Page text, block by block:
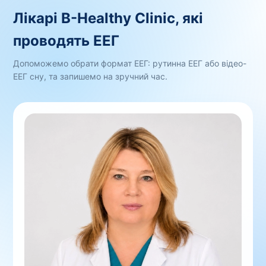
Лікарі B-Healthy Clinic, які
проводять ЕЕГ
Допоможемо обрати формат ЕЕГ: рутинна ЕЕГ або відео-
ЕЕГ сну, та запишемо на зручний час.